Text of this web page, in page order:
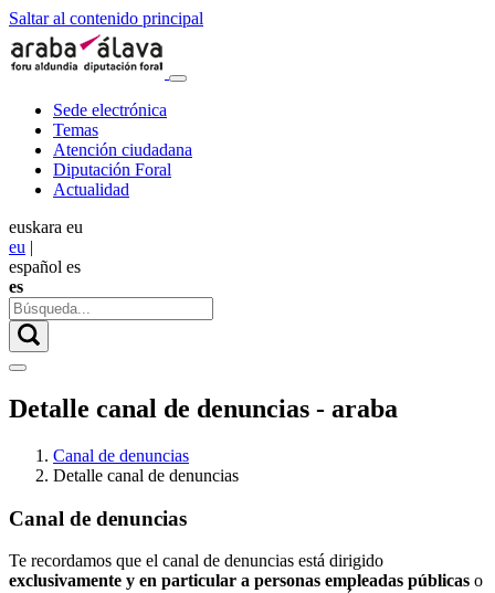
Saltar al contenido principal
Sede electrónica
Temas
Atención ciudadana
Diputación Foral
Actualidad
euskara eu
eu |
español es
es
Detalle canal de denuncias - araba
Canal de denuncias
Detalle canal de denuncias
Canal de denuncias
Te recordamos que el canal de denuncias está dirigido
exclusivamente y en particular a personas empleadas públicas o